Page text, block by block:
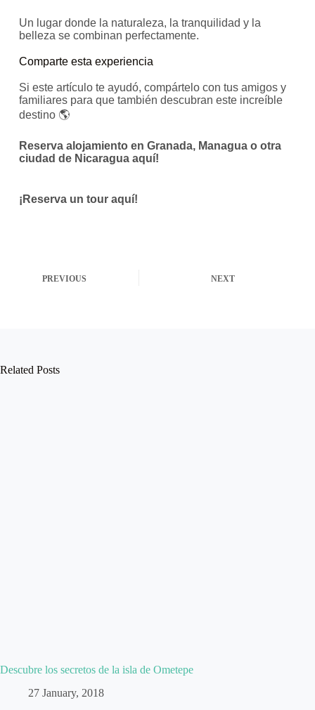
Un lugar donde la naturaleza, la tranquilidad y la
belleza se combinan perfectamente.
Comparte esta experiencia
Si este artículo te ayudó, compártelo con tus amigos y
familiares para que también descubran este increíble
destino 🌎
Reserva alojamiento en Granada, Managua o otra
ciudad de Nicaragua aquí!
¡Reserva un tour aquí!
PREVIOUS NEXT
Related Posts
Descubre los secretos de la isla de Ometepe
27 January, 2018